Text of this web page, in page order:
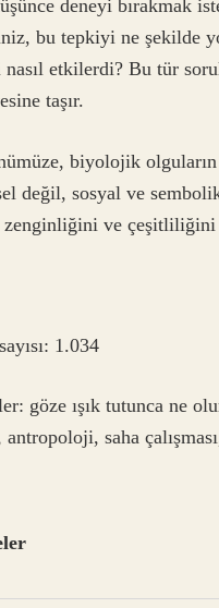
deneyi bırakmak
bu tepkiyi ne şekilde
etkilerdi? Bu tür
taşır.
biyolojik
değil, sosyal ve
zenginliğini ve çeşitliliğini
1.034
göze ışık tutunca ne
antropoloji, saha